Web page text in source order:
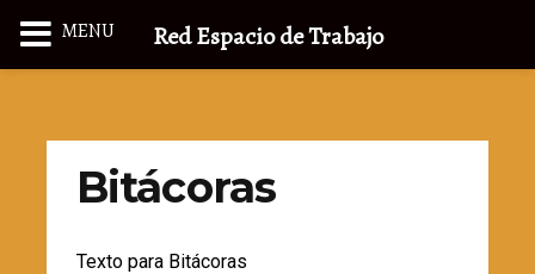
Bitácoras
Texto para Bitácoras
MENU Red Espacio de Trabajo